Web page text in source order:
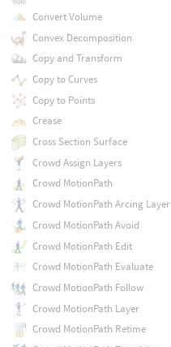
Convert Volume
Convex Decomposition
Copy and Transform
Copy to Curves
Copy to Points
Crease
Cross Section Surface
Crowd Assign Layers
Crowd MotionPath
Crowd MotionPath Arcing Layer
Crowd MotionPath Avoid
Crowd MotionPath Edit
Crowd MotionPath Evaluate
Crowd MotionPath Follow
Crowd MotionPath Layer
Crowd MotionPath Retime